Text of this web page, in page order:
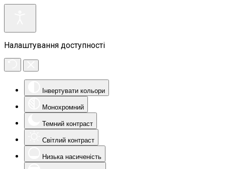
Налаштування доступності
Інвертувати кольори
Монохромний
Темний контраст
Світлий контраст
Низька насиченість